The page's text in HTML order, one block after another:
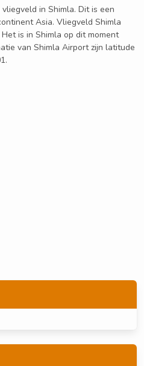
in Shimla. Dit is een
Asia. Vliegveld Shimla
is in Shimla op dit moment
van Shimla Airport zijn latitude